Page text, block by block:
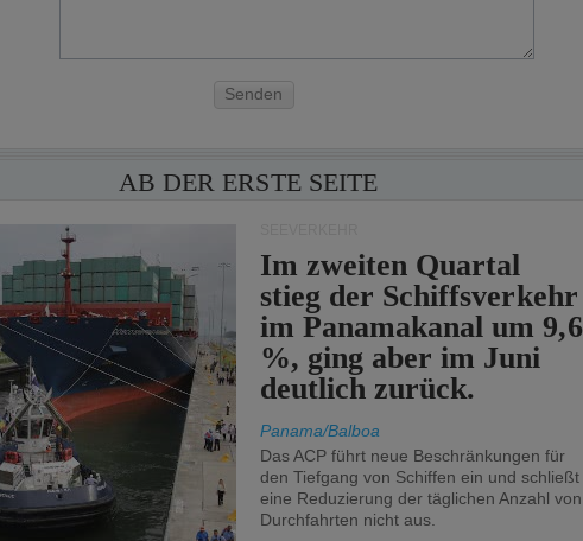
Senden
AB DER ERSTE SEITE
Im zweiten Quartal
stieg der Schiffsverkehr
im Panamakanal um 9,6
%, ging aber im Juni
deutlich zurück.
Panama/Balboa
Das ACP führt neue Beschränkungen für
den Tiefgang von Schiffen ein und schließt
eine Reduzierung der täglichen Anzahl von
Durchfahrten nicht aus.